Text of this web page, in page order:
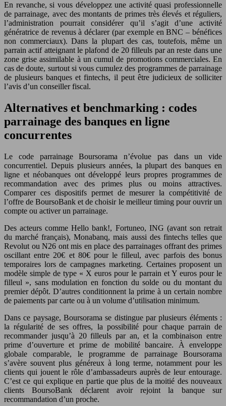
En revanche, si vous développez une activité quasi professionnelle
de parrainage, avec des montants de primes très élevés et réguliers,
l’administration pourrait considérer qu’il s’agit d’une activité
génératrice de revenus à déclarer (par exemple en BNC – bénéfices
non commerciaux). Dans la plupart des cas, toutefois, même un
parrain actif atteignant le plafond de 20 filleuls par an reste dans une
zone grise assimilable à un cumul de promotions commerciales. En
cas de doute, surtout si vous cumulez des programmes de parrainage
de plusieurs banques et fintechs, il peut être judicieux de solliciter
l’avis d’un conseiller fiscal.
Alternatives et benchmarking : codes
parrainage des banques en ligne
concurrentes
Le code parrainage Boursorama n’évolue pas dans un vide
concurrentiel. Depuis plusieurs années, la plupart des banques en
ligne et néobanques ont développé leurs propres programmes de
recommandation avec des primes plus ou moins attractives.
Comparer ces dispositifs permet de mesurer la compétitivité de
l’offre de BoursoBank et de choisir le meilleur timing pour ouvrir un
compte ou activer un parrainage.
Des acteurs comme Hello bank!, Fortuneo, ING (avant son retrait
du marché français), Monabanq, mais aussi des fintechs telles que
Revolut ou N26 ont mis en place des parrainages offrant des primes
oscillant entre 20€ et 80€ pour le filleul, avec parfois des bonus
temporaires lors de campagnes marketing. Certaines proposent un
modèle simple de type « X euros pour le parrain et Y euros pour le
filleul », sans modulation en fonction du solde ou du montant du
premier dépôt. D’autres conditionnent la prime à un certain nombre
de paiements par carte ou à un volume d’utilisation minimum.
Dans ce paysage, Boursorama se distingue par plusieurs éléments :
la régularité de ses offres, la possibilité pour chaque parrain de
recommander jusqu’à 20 filleuls par an, et la combinaison entre
prime d’ouverture et prime de mobilité bancaire. À enveloppe
globale comparable, le programme de parrainage Boursorama
s’avère souvent plus généreux à long terme, notamment pour les
clients qui jouent le rôle d’ambassadeurs auprès de leur entourage.
C’est ce qui explique en partie que plus de la moitié des nouveaux
clients BoursoBank déclarent avoir rejoint la banque sur
recommandation d’un proche.